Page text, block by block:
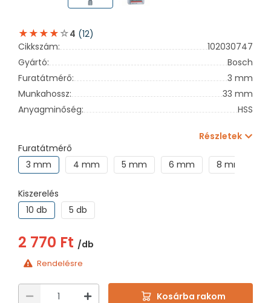
4 (12)
Cikkszám:
102030747
Gyártó:
Bosch
Furatátmérő:
3 mm
Munkahossz:
33 mm
Anyagminőség:
HSS
Részletek
Furatátmérő
3 mm
4 mm 5 mm 6 mm 8 mm
Kiszerelés
10 db
5 db
2 770 Ft /db
Rendelésre
Kosárba rakom